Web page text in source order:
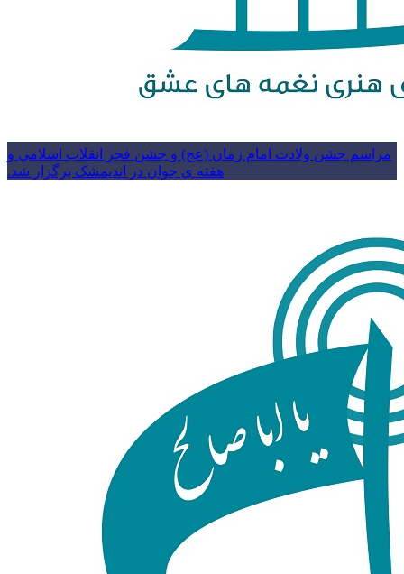
مراسم جشن ولادت امام زمان (عج) و جشن فجر انقلاب اسلامی و
هفته ی جوان در اندیمشک برگزار شد.